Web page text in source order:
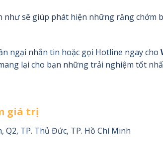
như sẽ giúp phát hiện những răng chớm
ngại nhắn tin hoặc gọi Hotline ngay cho
lại cho bạn những trải nghiệm tốt
giá trị
TP. Thủ Đức, TP. Hồ Chí Minh